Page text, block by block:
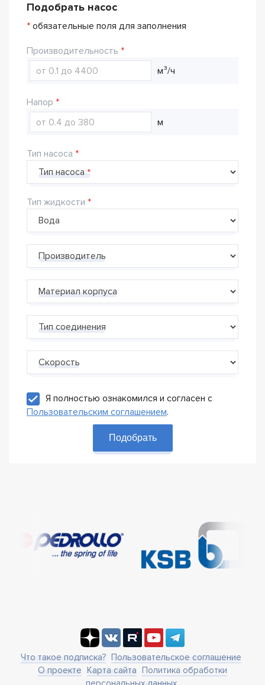
Подобрать насос
* обязательные поля для заполнения
Производительность
м³/ч
Напор
м
Тип насоса
Тип насоса
Тип жидкости
Производитель
Материал корпуса
Тип соединения
Скорость
Я полностью ознакомился и согласен с
Пользовательским соглашением.
Подобрать
Что такое подписка? Пользовательское соглашение
О проекте Карта сайта Политика обработки